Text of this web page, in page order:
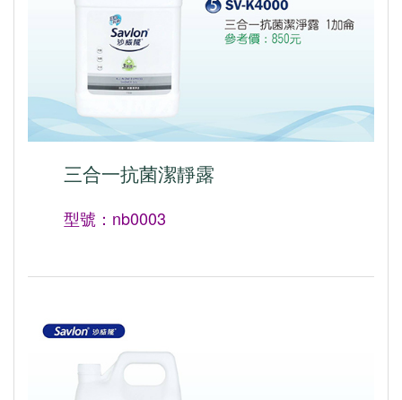
三合一抗菌潔靜露
型號：nb0003